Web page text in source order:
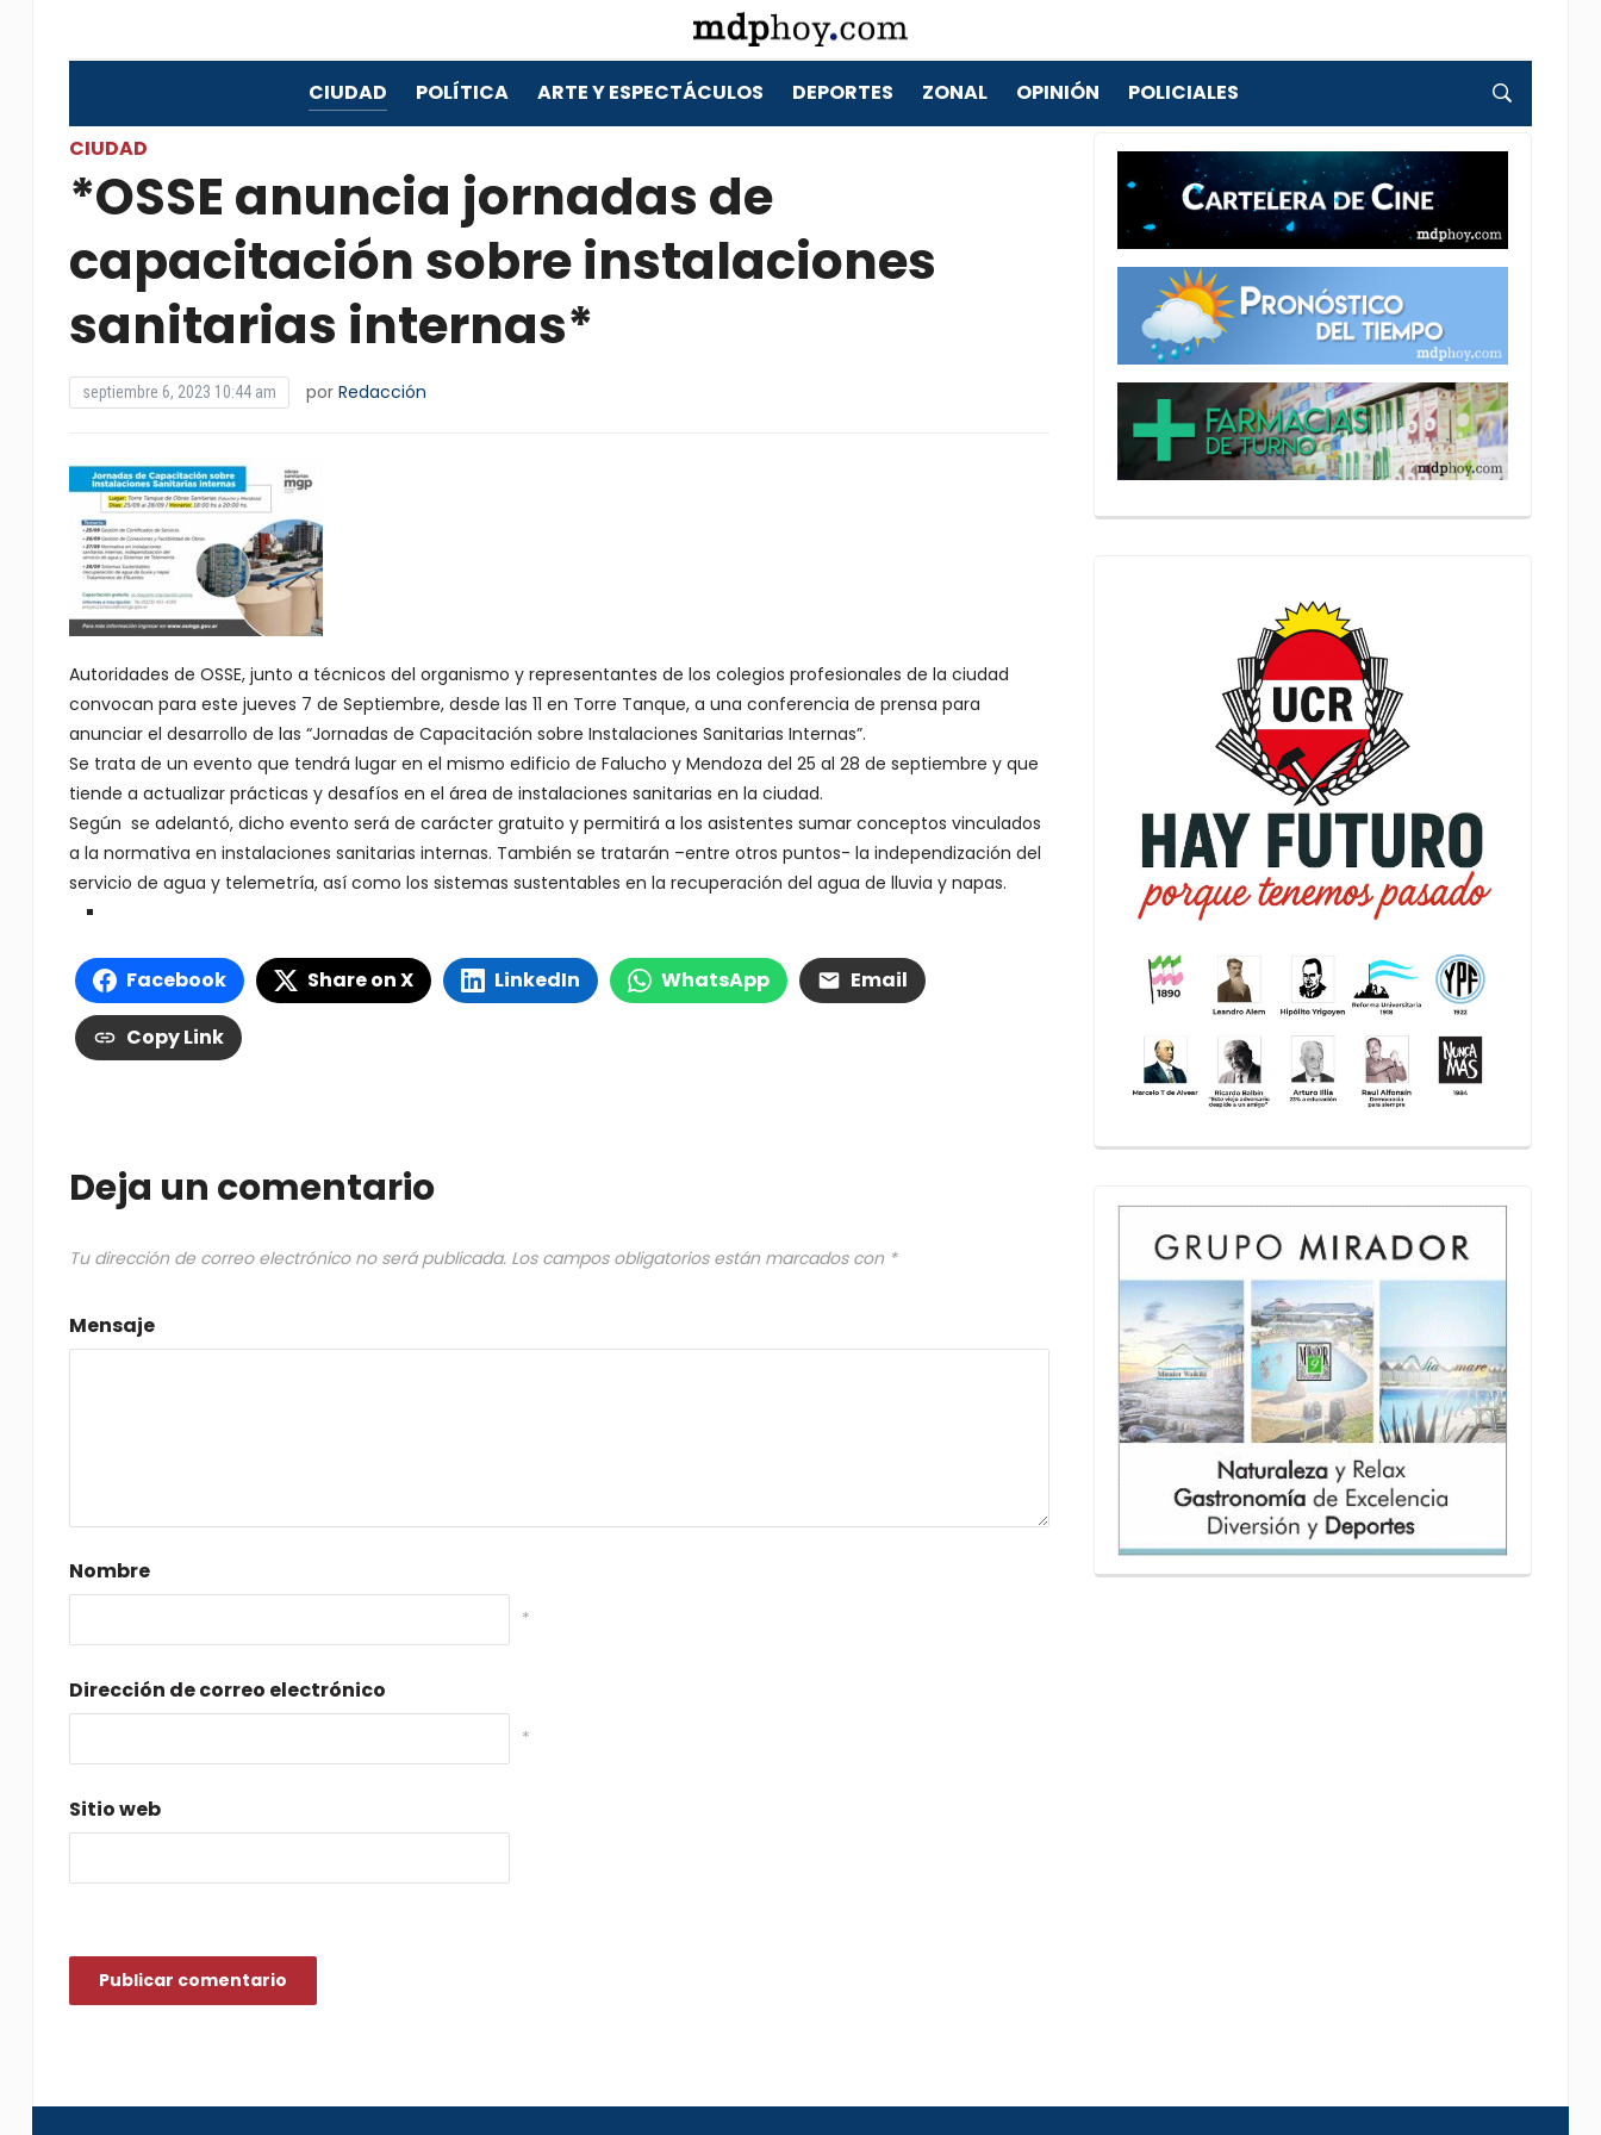
CIUDAD POLÍTICA ARTE Y ESPECTÁCULOS DEPORTES ZONAL OPINIÓN POLICIALES
CIUDAD
*OSSE anuncia jornadas de
capacitación sobre instalaciones
sanitarias internas*
septiembre 6, 2023 10:44 am por Redacción
Autoridades de OSSE, junto a técnicos del organismo y representantes de los colegios profesionales de la ciudad
convocan para este jueves 7 de Septiembre, desde las 11 en Torre Tanque, a una conferencia de prensa para
anunciar el desarrollo de las “Jornadas de Capacitación sobre Instalaciones Sanitarias Internas”.
Se trata de un evento que tendrá lugar en el mismo edificio de Falucho y Mendoza del 25 al 28 de septiembre y que
tiende a actualizar prácticas y desafíos en el área de instalaciones sanitarias en la ciudad.
Según se adelantó, dicho evento será de carácter gratuito y permitirá a los asistentes sumar conceptos vinculados
a la normativa en instalaciones sanitarias internas. También se tratarán –entre otros puntos- la independización del
servicio de agua y telemetría, así como los sistemas sustentables en la recuperación del agua de lluvia y napas.
Facebook Share on X LinkedIn WhatsApp Email
Copy Link
Deja un comentario
Tu dirección de correo electrónico no será publicada. Los campos obligatorios están marcados con *
Mensaje
Nombre
*
Dirección de correo electrónico
*
Sitio web